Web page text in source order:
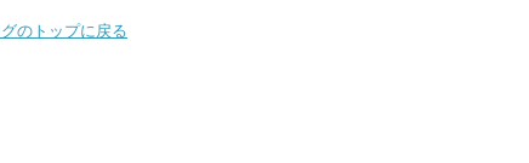
のトップに戻る